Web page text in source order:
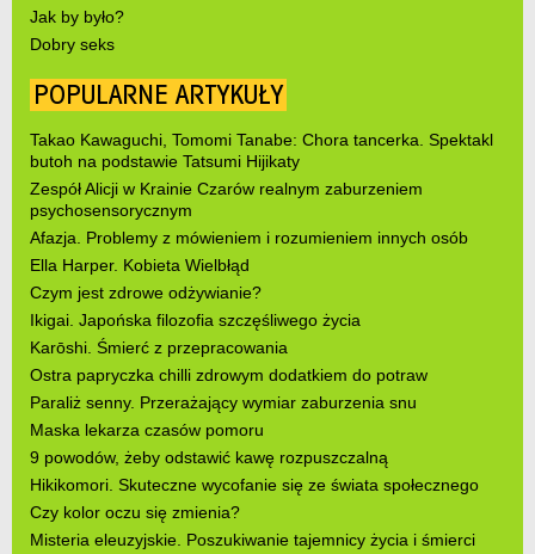
Jak by było?
Dobry seks
POPULARNE ARTYKUŁY
Takao Kawaguchi, Tomomi Tanabe: Chora tancerka. Spektakl
butoh na podstawie Tatsumi Hijikaty
Zespół Alicji w Krainie Czarów realnym zaburzeniem
psychosensorycznym
Afazja. Problemy z mówieniem i rozumieniem innych osób
Ella Harper. Kobieta Wielbłąd
Czym jest zdrowe odżywianie?
Ikigai. Japońska filozofia szczęśliwego życia
Karōshi. Śmierć z przepracowania
Ostra papryczka chilli zdrowym dodatkiem do potraw
Paraliż senny. Przerażający wymiar zaburzenia snu
Maska lekarza czasów pomoru
9 powodów, żeby odstawić kawę rozpuszczalną
Hikikomori. Skuteczne wycofanie się ze świata społecznego
Czy kolor oczu się zmienia?
Misteria eleuzyjskie. Poszukiwanie tajemnicy życia i śmierci